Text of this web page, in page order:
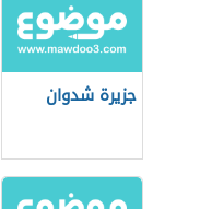
جزيرة شدوان